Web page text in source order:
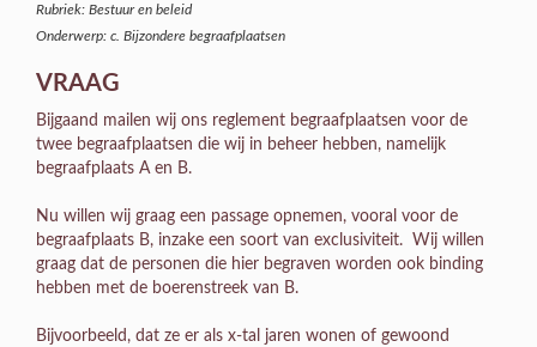
Rubriek: Bestuur en beleid
Onderwerp: c. Bijzondere begraafplaatsen
VRAAG
Bijgaand mailen wij ons reglement begraafplaatsen voor de
twee begraafplaatsen die wij in beheer hebben, namelijk
begraafplaats A en B.
Nu willen wij graag een passage opnemen, vooral voor de
begraafplaats B, inzake een soort van exclusiviteit. Wij willen
graag dat de personen die hier begraven worden ook binding
hebben met de boerenstreek van B.
Bijvoorbeeld, dat ze er als x-tal jaren wonen of gewoond